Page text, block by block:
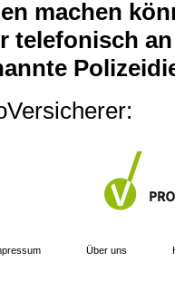
machen
telefonisch
Über uns